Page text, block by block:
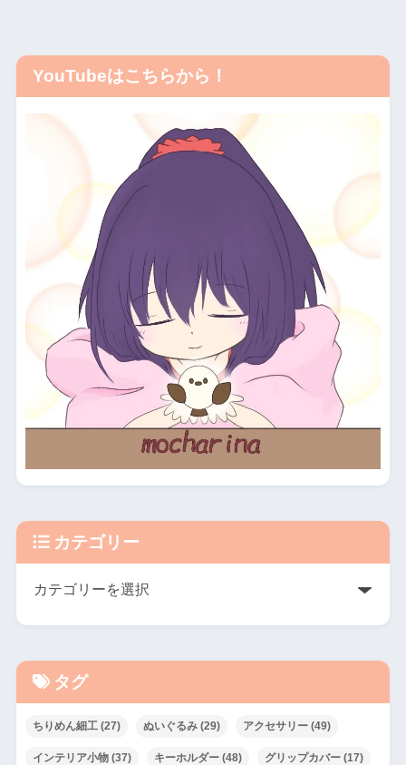
YouTubeはこちらから！
カテゴリー
タグ
ちりめん細工(27) ぬいぐるみ(29) アクセサリー(49)
インテリア小物(37) キーホルダー(48) グリップカバー(17)